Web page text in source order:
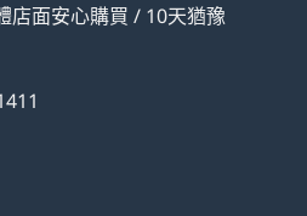
店面安心購買 / 10天猶豫